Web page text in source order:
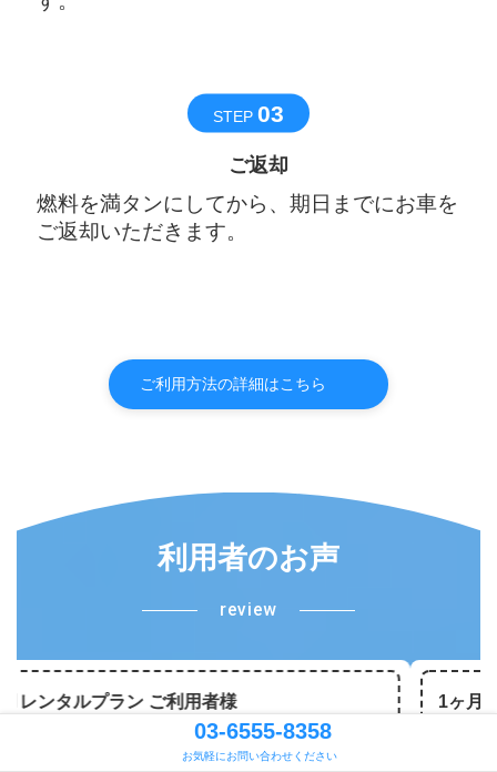
STEP 03
ご返却
燃料を満タンにしてから、期日までにお車を
ご返却いただきます。
ご利用方法の詳細はこちら
利用者のお声
review
1ヶ月レンタルプラン ご利用者様
LINEでのやり取りができ便利でした
03-6555-8358
お気軽にお問い合わせください